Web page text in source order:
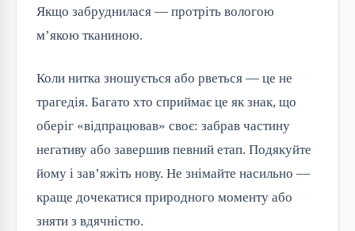
Якщо забруднилася — протріть вологою
м’якою тканиною.
Коли нитка зношується або рветься — це не
трагедія. Багато хто сприймає це як знак, що
оберіг «відпрацював» своє: забрав частину
негативу або завершив певний етап. Подякуйте
йому і зав’яжіть нову. Не знімайте насильно —
краще дочекатися природного моменту або
зняти з вдячністю.